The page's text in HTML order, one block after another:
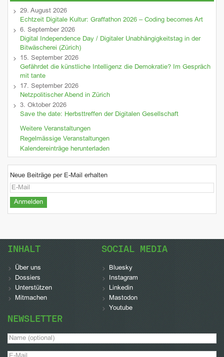
29. August 2026
Echtzeit Digitale Kultur: Graffathon 2026 – Coding becomes Art
6. September 2026
Digital Independence Day / Digitaler Unabhängigkeitstag in der
Bitwäscherei (Zürich)
15. September 2026
Gefährdet die künstliche Intelligenz die Demokratie? Im Gespräch
mit tante
17. September 2026
Netzpolitischer Abend in Zürich
3. Oktober 2026
Save the date: Herbsttreffen der Digitalen Gesellschaft
Weitere Veranstaltungen
Regelmässige Veranstaltungen
Kalendereinträge herunterladen
Neue Beiträge per E-Mail erhalten
INHALT
Über uns
Dossiers
Unterstützen
Mitmachen
SOCIAL MEDIA
Bluesky
Instagram
Linkedin
Mastodon
Youtube
NEWSLETTER